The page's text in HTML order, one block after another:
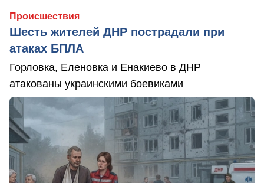
Происшествия
Шесть жителей ДНР пострадали при
атаках БПЛА
Горловка, Еленовка и Енакиево в ДНР
атакованы украинскими боевиками